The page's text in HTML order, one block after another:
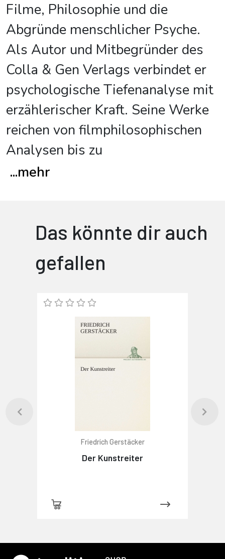
Filme, Philosophie und die
Abgründe menschlicher Psyche.
Als Autor und Mitbegründer des
Colla & Gen Verlags verbindet er
psychologische Tiefenanalyse mit
erzählerischer Kraft. Seine Werke
reichen von filmphilosophischen
Analysen bis zu
...mehr
Das könnte dir auch
gefallen
Friedrich Gerstäcker
Der Kunstreiter